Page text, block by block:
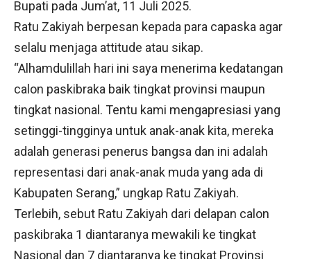
Bupati pada Jum’at, 11 Juli 2025.
Ratu Zakiyah berpesan kepada para capaska agar
selalu menjaga attitude atau sikap.
“Alhamdulillah hari ini saya menerima kedatangan
calon paskibraka baik tingkat provinsi maupun
tingkat nasional. Tentu kami mengapresiasi yang
setinggi-tingginya untuk anak-anak kita, mereka
adalah generasi penerus bangsa dan ini adalah
representasi dari anak-anak muda yang ada di
Kabupaten Serang,” ungkap Ratu Zakiyah.
Terlebih, sebut Ratu Zakiyah dari delapan calon
paskibraka 1 diantaranya mewakili ke tingkat
Nasional dan 7 diantaranya ke tingkat Provinsi